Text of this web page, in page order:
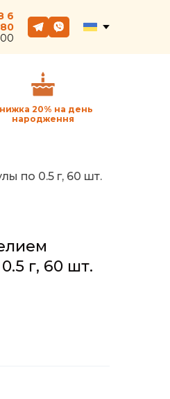
6
20% на день
народження
по 0.5 г, 60 шт.
г, 60 шт.